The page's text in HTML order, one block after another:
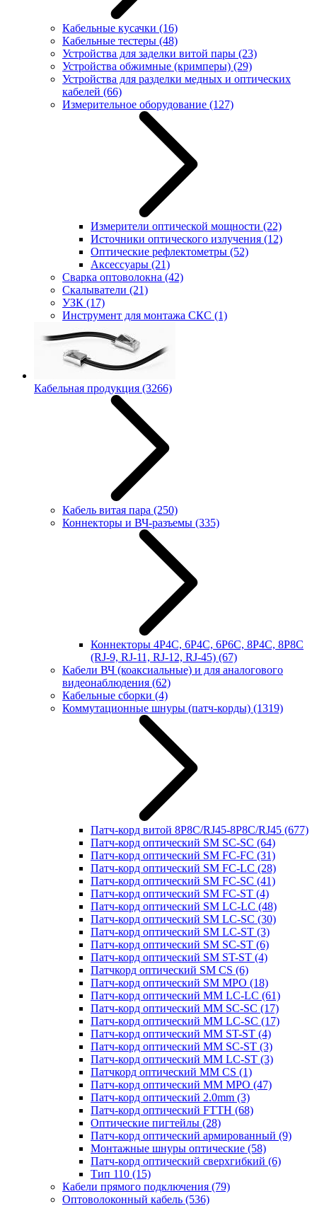
Кабельные кусачки (16)
Кабельные тестеры (48)
Устройства для заделки витой пары (23)
Устройства обжимные (кримперы) (29)
Устройства для разделки медных и оптических
кабелей (66)
Измерительное оборудование (127)
Измерители оптической мощности (22)
Источники оптического излучения (12)
Оптические рефлектометры (52)
Аксессуары (21)
Сварка оптоволокна (42)
Скалыватели (21)
УЗК (17)
Инструмент для монтажа СКС (1)
Кабельная продукция (3266)
Кабель витая пара (250)
Коннекторы и ВЧ-разъемы (335)
Коннекторы 4P4C, 6P4C, 6P6C, 8P4C, 8P8C
(RJ-9, RJ-11, RJ-12, RJ-45) (67)
Кабели ВЧ (коаксиальные) и для аналогового
видеонаблюдения (62)
Кабельные сборки (4)
Коммутационные шнуры (патч-корды) (1319)
Патч-корд витой 8P8C/RJ45-8P8C/RJ45 (677)
Патч-корд оптический SM SC-SC (64)
Патч-корд оптический SM FC-FC (31)
Патч-корд оптический SM FC-LC (28)
Патч-корд оптический SM FC-SC (41)
Патч-корд оптический SM FC-ST (4)
Патч-корд оптический SM LC-LC (48)
Патч-корд оптический SM LC-SC (30)
Патч-корд оптический SM LC-ST (3)
Патч-корд оптический SM SC-ST (6)
Патч-корд оптический SM ST-ST (4)
Патчкорд оптический SM CS (6)
Патч-корд оптический SM MPO (18)
Патч-корд оптический MM LC-LC (61)
Патч-корд оптический MM SC-SC (17)
Патч-корд оптический MM LC-SC (17)
Патч-корд оптический MM ST-ST (4)
Патч-корд оптический MM SC-ST (3)
Патч-корд оптический MM LC-ST (3)
Патчкорд оптический MM CS (1)
Патч-корд оптический MM MPO (47)
Патч-корд оптический 2.0mm (3)
Патч-корд оптический FTTH (68)
Оптические пигтейлы (28)
Патч-корд оптический армированный (9)
Монтажные шнуры оптические (58)
Патч-корд оптический сверхгибкий (6)
Тип 110 (15)
Кабели прямого подключения (79)
Оптоволоконный кабель (536)